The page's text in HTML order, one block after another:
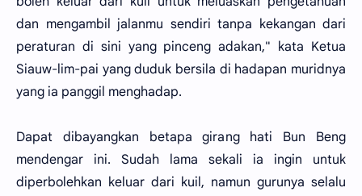
dan mengambil jalanmu sendiri tanpa kekangan dari
peraturan di sini yang pinceng adakan," kata Ketua
Siauw-lim-pai yang duduk bersila di hadapan muridnya
yang ia panggil menghadap.
Dapat dibayangkan betapa girang hati Bun Beng
mendengar ini. Sudah lama sekali ia ingin untuk
diperbolehkan keluar dari kuil, namun gurunya selalu